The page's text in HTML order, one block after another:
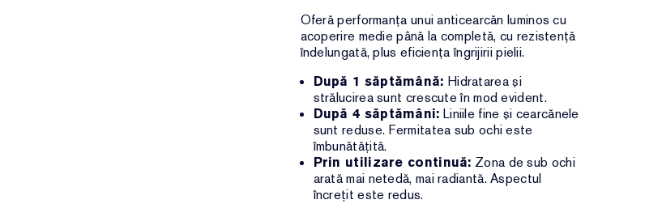
Oferă performanța unui anticearcăn luminos cu
acoperire medie până la completă, cu rezistență
îndelungată, plus eficiența îngrijirii pielii.
După 1 săptămână: Hidratarea și
strălucirea sunt crescute în mod evident.
După 4 săptămâni: Liniile fine și cearcănele
sunt reduse. Fermitatea sub ochi este
îmbunătățită.
Prin utilizare continuă: Zona de sub ochi
arată mai netedă, mai radiantă. Aspectul
încrețit este redus.